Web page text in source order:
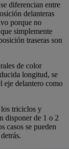
diferencian entre
delanteras
porque no
simplemente
traseras son
de color
longitud, se
eje delantero como
los triciclos y
disponer de 1 o 2
casos se pueden